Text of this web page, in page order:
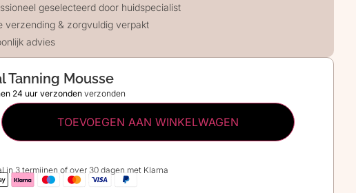
geselecteerd door huidspecialist
verzending & zorgvuldig verpakt
advies
Tanning Mousse
24 uur verzonden verzonden
TOEVOEGEN AAN WINKELWAGEN
in 3 termijnen of over 30 dagen met Klarna